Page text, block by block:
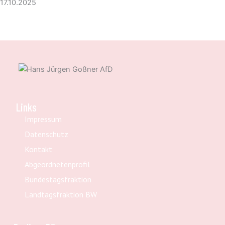
17.10.2025
Links
Impressum
Datenschutz
Kontakt
Abgeordnetenprofil
Bundestagsfraktion
Landtagsfraktion BW